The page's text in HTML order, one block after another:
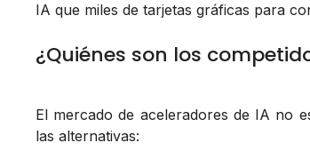
IA que miles de tarjetas gráficas para
¿Quiénes son los
El mercado de aceleradores de IA no
las alternativas: